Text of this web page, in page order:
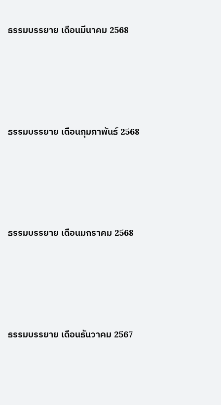
ธรรมบรรยาย เดือนมีนาคม 2568
ธรรมบรรยาย เดือนกุมภาพันธ์ 2568
ธรรมบรรยาย เดือนมกราคม 2568
ธรรมบรรยาย เดือนธันวาคม 2567